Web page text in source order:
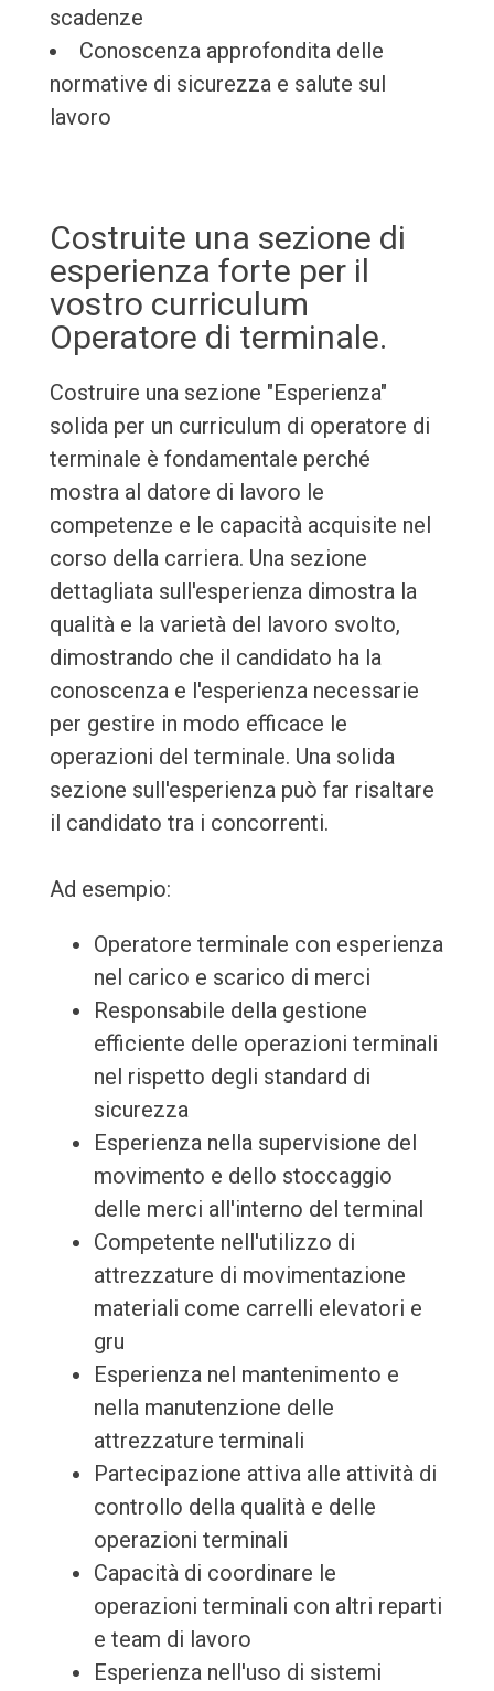
scadenze
Conoscenza approfondita delle
normative di sicurezza e salute sul
lavoro
Costruite una sezione di
esperienza forte per il
vostro curriculum
Operatore di terminale.
Costruire una sezione "Esperienza"
solida per un curriculum di operatore di
terminale è fondamentale perché
mostra al datore di lavoro le
competenze e le capacità acquisite nel
corso della carriera. Una sezione
dettagliata sull'esperienza dimostra la
qualità e la varietà del lavoro svolto,
dimostrando che il candidato ha la
conoscenza e l'esperienza necessarie
per gestire in modo efficace le
operazioni del terminale. Una solida
sezione sull'esperienza può far risaltare
il candidato tra i concorrenti.
Ad esempio:
Operatore terminale con esperienza
nel carico e scarico di merci
Responsabile della gestione
efficiente delle operazioni terminali
nel rispetto degli standard di
sicurezza
Esperienza nella supervisione del
movimento e dello stoccaggio
delle merci all'interno del terminal
Competente nell'utilizzo di
attrezzature di movimentazione
materiali come carrelli elevatori e
gru
Esperienza nel mantenimento e
nella manutenzione delle
attrezzature terminali
Partecipazione attiva alle attività di
controllo della qualità e delle
operazioni terminali
Capacità di coordinare le
operazioni terminali con altri reparti
e team di lavoro
Esperienza nell'uso di sistemi